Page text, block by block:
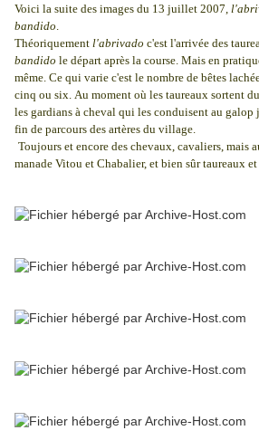
Voici la suite des images du 13 juillet 2007,
bandido.
Théoriquement l'abrivado c'est l'arrivée des
bandido le départ après la course. Mais en
même. Ce qui varie c'est le nombre de bêtes
cinq ou six. Au moment où les taureaux sortent
les gardians à cheval qui les conduisent au galop
fin de parcours des artères du village.
Toujours et encore des chevaux, cavaliers, mais
manade Vitou et Chabalier, et bien sûr taureaux